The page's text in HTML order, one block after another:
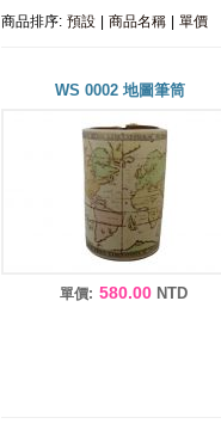
商品排序: 預設 商品名稱 單價
WS 0002 地圖筆筒
單價: 580.00 NTD